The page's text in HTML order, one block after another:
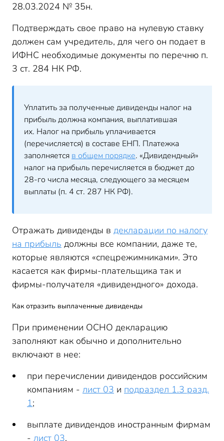
28.03.2024 № 35н.
Подтверждать свое право на нулевую ставку
должен сам учредитель, для чего он подает в
ИФНС необходимые документы по перечню п.
3 ст. 284 НК РФ.
Уплатить за полученные дивиденды налог на
прибыль должна компания, выплатившая
их. Налог на прибыль уплачивается
(перечисляется) в составе ЕНП. Платежка
заполняется в общем порядке. «Дивидендный»
налог на прибыль перечисляется в бюджет до
28-го числа месяца, следующего за месяцем
выплаты (п. 4 ст. 287 НК РФ).
Отражать дивиденды в декларации по налогу
на прибыль должны все компании, даже те,
которые являются «спецрежимниками». Это
касается как фирмы-плательщика так и
фирмы-получателя «дивидендного» дохода.
Как отразить выплаченные дивиденды
При применении ОСНО декларацию
заполняют как обычно и дополнительно
включают в нее:
при перечислении дивидендов российским
компаниям - лист 03 и подраздел 1.3 разд.
1;
выплате дивидендов иностранным фирмам
- лист 03.